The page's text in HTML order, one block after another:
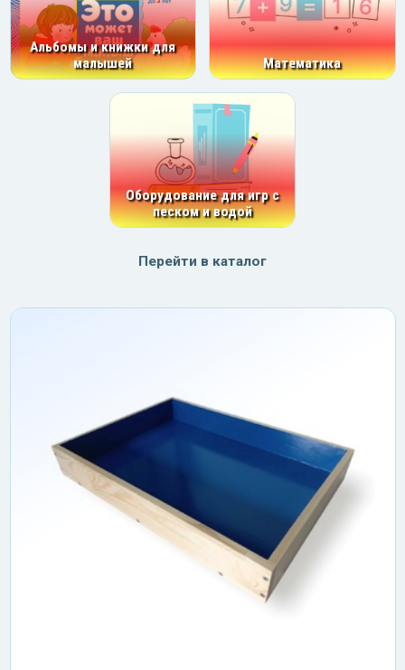
Альбомы и книжки для
малышей
Математика
Оборудование для игр с
песком и водой
Перейти в каталог